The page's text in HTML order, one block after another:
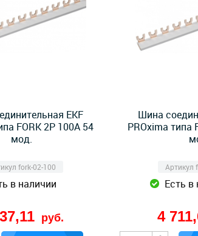
EKF
FORK 2P 100А 54
мод.
fork-02-100
в наличии
руб.
Шина
PROxima типа
Артикул
Есть в
4